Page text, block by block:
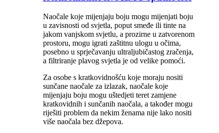
Naočale koje mijenjaju boju mogu mijenjati boju
u zavisnosti od svjetla, poput smeđe ili tinte na
jakom vanjskom svjetlu, a prozirne u zatvorenom
prostoru, mogu igrati zaštitnu ulogu u očima,
posebno u sprječavanju ultraljubičastog zračenja,
a filtriranje plavog svjetla je od velike pomoći.
Za osobe s kratkovidnošću koje moraju nositi
sunčane naočale za izlazak, naočale koje
mijenjaju boju mogu uštedjeti teret zamjene
kratkovidnih i sunčanih naočala, a također mogu
riješiti problem da nekim ženama nije lako nositi
više naočala bez džepova.